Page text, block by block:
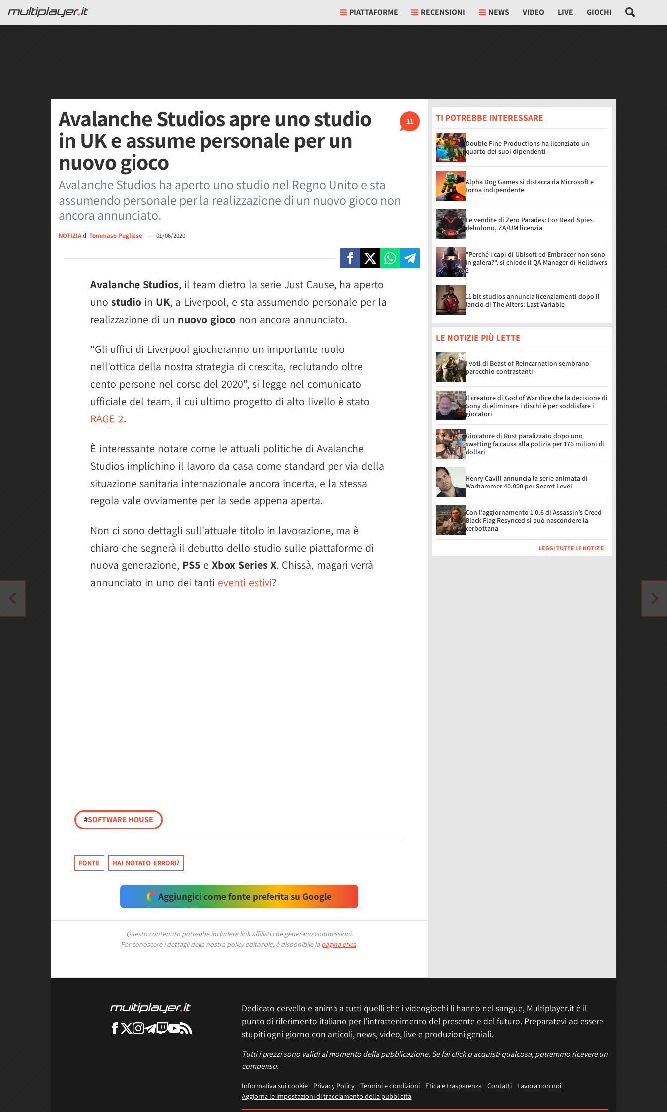
PIATTAFORME RECENSIONI NEWS VIDEO LIVE GIOCHI
11
Avalanche Studios apre uno studio
in UK e assume personale per un
nuovo gioco
Avalanche Studios ha aperto uno studio nel Regno Unito e sta
assumendo personale per la realizzazione di un nuovo gioco non
ancora annunciato.
NOTIZIAdi Tommaso Pugliese — 01/06/2020
Avalanche Studios, il team dietro la serie Just Cause, ha aperto
uno studio in UK, a Liverpool, e sta assumendo personale per la
realizzazione di un nuovo gioco non ancora annunciato.
"Gli uffici di Liverpool giocheranno un importante ruolo
nell'ottica della nostra strategia di crescita, reclutando oltre
cento persone nel corso del 2020", si legge nel comunicato
ufficiale del team, il cui ultimo progetto di alto livello è stato
RAGE 2.
È interessante notare come le attuali politiche di Avalanche
Studios implichino il lavoro da casa come standard per via della
situazione sanitaria internazionale ancora incerta, e la stessa
regola vale ovviamente per la sede appena aperta.
Non ci sono dettagli sull'attuale titolo in lavorazione, ma è
chiaro che segnerà il debutto dello studio sulle piattaforme di
nuova generazione, PS5 e Xbox Series X. Chissà, magari verrà
annunciato in uno dei tanti eventi estivi?
#SOFTWARE HOUSE
FONTE HAI NOTATO ERRORI?
Aggiungici come fonte preferita su Google
Questo contenuto potrebbe includere link affiliati che generano commissioni.
Per conoscere i dettagli della nostra policy editoriale, è disponibile la pagina etica.
TI POTREBBE INTERESSARE
Double Fine Productions ha licenziato un
quarto dei suoi dipendenti
Alpha Dog Games si distacca da Microsoft e
torna indipendente
Le vendite di Zero Parades: For Dead Spies
deludono, ZA/UM licenzia
"Perché i capi di Ubisoft ed Embracer non sono
in galera?", si chiede il QA Manager di Helldivers
2
11 bit studios annuncia licenziamenti dopo il
lancio di The Alters: Last Variable
LE NOTIZIE PIÙ LETTE
I voti di Beast of Reincarnation sembrano
parecchio contrastanti
Il creatore di God of War dice che la decisione di
Sony di eliminare i dischi è per soddisfare i
giocatori
Giocatore di Rust paralizzato dopo uno
swatting fa causa alla polizia per 176 milioni di
dollari
Henry Cavill annuncia la serie animata di
Warhammer 40.000 per Secret Level
Con l’aggiornamento 1.0.6 di Assassin’s Creed
Black Flag Resynced si può nascondere la
cerbottana
LEGGI TUTTE LE NOTIZIE
Dedicato cervello e anima a tutti quelli che i videogiochi li hanno nel sangue, Multiplayer.it è il
punto di riferimento italiano per l'intrattenimento del presente e del futuro. Preparatevi ad essere
stupiti ogni giorno con articoli, news, video, live e produzioni geniali.
Tutti i prezzi sono validi al momento della pubblicazione. Se fai click o acquisti qualcosa, potremmo ricevere un
compenso.
Informativa sui cookie Privacy Policy Termini e condizioni Etica e trasparenza Contatti
Lavora con noi
Aggiorna le impostazioni di tracciamento della pubblicità